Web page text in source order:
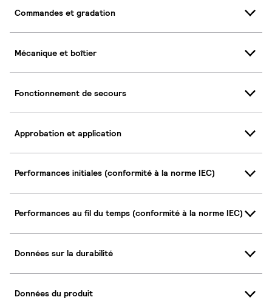
Commandes et gradation
Mécanique et boîtier
Fonctionnement de secours
Approbation et application
Performances initiales (conformité à la norme IEC)
Performances au fil du temps (conformité à la norme IEC)
Données sur la durabilité
Données du produit